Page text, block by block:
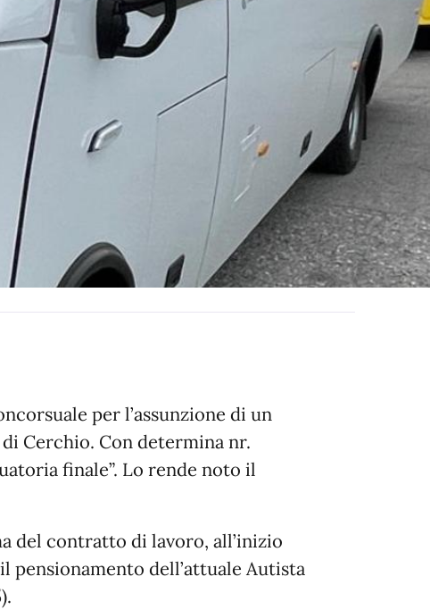
per l’assunzione di un
Cerchio. Con determina nr.
finale”. Lo rende noto il
del contratto di lavoro, all’inizio
pensionamento dell’attuale Autista